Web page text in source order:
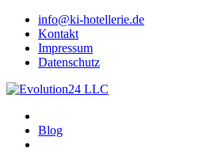
info@ki-hotellerie.de
Kontakt
Impressum
Datenschutz
Blog